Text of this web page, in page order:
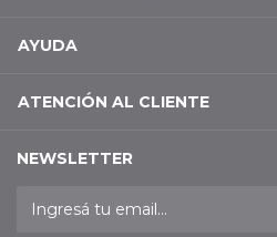
AYUDA
ATENCIÓN AL CLIENTE
NEWSLETTER